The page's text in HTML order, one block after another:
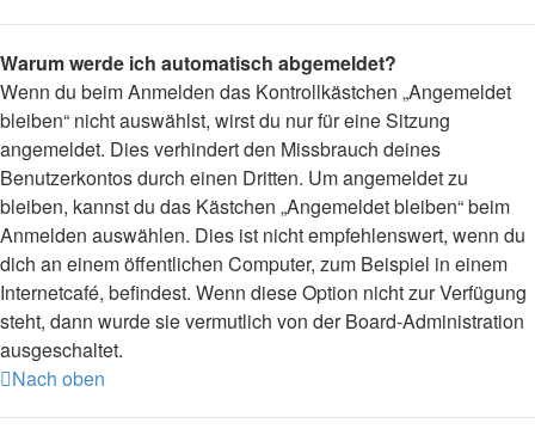
Warum werde ich automatisch abgemeldet?
Wenn du beim Anmelden das Kontrollkästchen „Angemeldet
bleiben“ nicht auswählst, wirst du nur für eine Sitzung
angemeldet. Dies verhindert den Missbrauch deines
Benutzerkontos durch einen Dritten. Um angemeldet zu
bleiben, kannst du das Kästchen „Angemeldet bleiben“ beim
Anmelden auswählen. Dies ist nicht empfehlenswert, wenn du
dich an einem öffentlichen Computer, zum Beispiel in einem
Internetcafé, befindest. Wenn diese Option nicht zur Verfügung
steht, dann wurde sie vermutlich von der Board-Administration
ausgeschaltet.
Nach oben